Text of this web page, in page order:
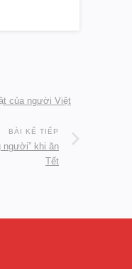
của người Việt
BÀI KẾ TIẾP
người” khi ăn
Tết